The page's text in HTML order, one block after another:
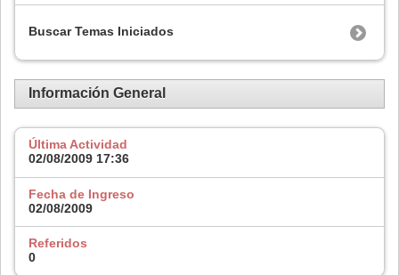
Buscar Temas Iniciados
Información General
Última Actividad
02/08/2009 17:36
Fecha de Ingreso
02/08/2009
Referidos
0